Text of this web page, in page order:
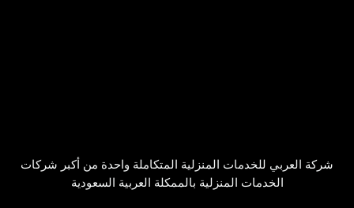
شركة العربي للخدمات المنزلية المتكاملة واحدة من أكبر شركات
الخدمات المنزلية بالممكلة العربية السعودية